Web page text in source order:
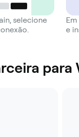
selecione
e
para